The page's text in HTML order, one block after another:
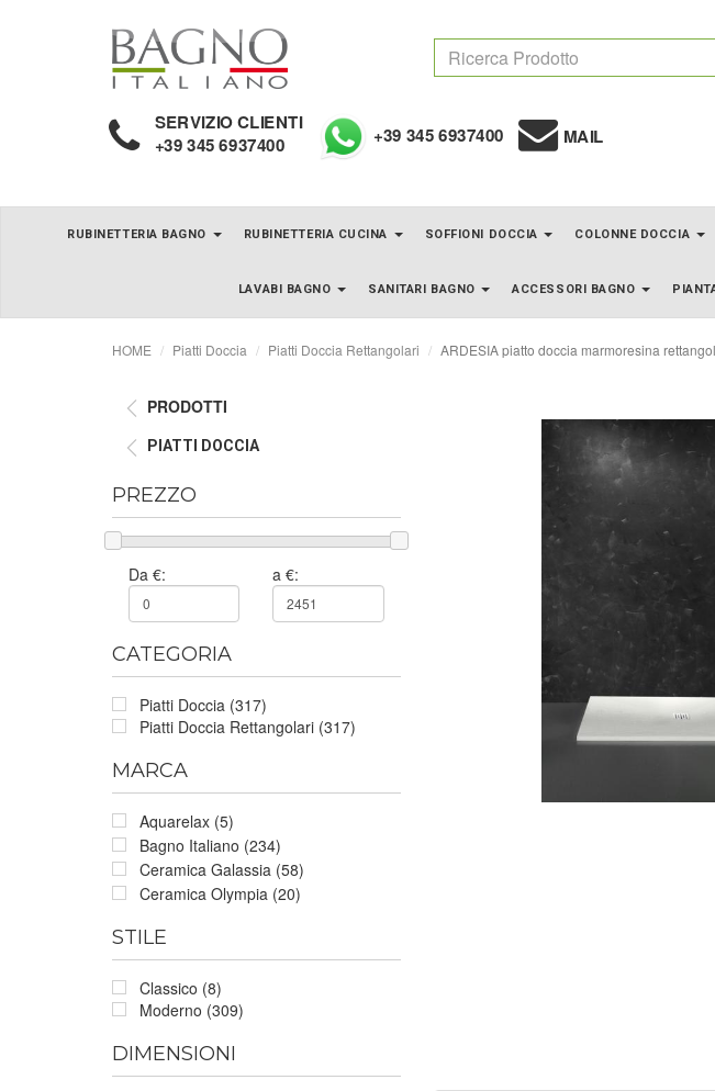
SERVIZIO CLIENTI
+39 345 6937400 +39 345 6937400 MAIL
RUBINETTERIA BAGNO RUBINETTERIA CUCINA SOFFIONI DOCCIA COLONNE DOCCIA
LAVABI BAGNO SANITARI BAGNO ACCESSORI BAGNO
HOME Piatti Doccia Piatti Doccia Rettangolari ARDESIA piatto doccia marmoresina
PRODOTTI
PIATTI DOCCIA
PREZZO
Da €: a €:
CATEGORIA
Piatti Doccia (317)
Piatti Doccia Rettangolari (317)
MARCA
Aquarelax (5)
Bagno Italiano (234)
Ceramica Galassia (58)
Ceramica Olympia (20)
STILE
Classico (8)
Moderno (309)
DIMENSIONI